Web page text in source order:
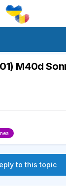
M40d
to this topic